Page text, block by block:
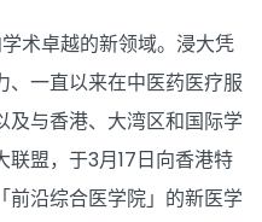
术卓越的新领域。浸大凭
、一直以来在中医药医疗服
及与香港、大湾区和国际学
盟，于3月17日向香港特
前沿综合医学院」的新医学